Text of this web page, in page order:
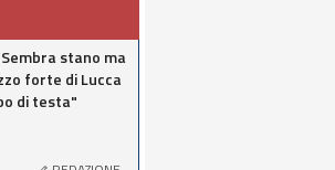
stano ma
forte di Lucca
di testa"